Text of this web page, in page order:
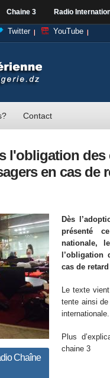
Chaine 3 Radio
Twitter YouTube
Contact
l'obligation des
en cas de
Chaîne
Dès
présenté
nationale,
cas de
Le texte
tente ainsi
internationale.
Plus
chaine 3